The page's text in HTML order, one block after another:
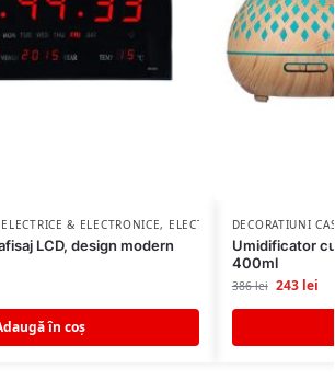
ELECTRICE & ELECTRONICE, ELECTRONICE
LCD, design modern
în coș
DECORATIUNI
Umidificator
400ml
386lei 243 lei